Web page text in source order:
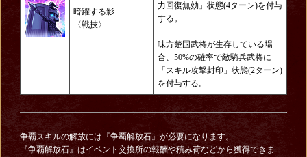
暗躍する影
〈戦技〉
力回復無効」状態(4ターン)を付与
する。
味方楚国武将が生存している場
合、50%の確率で敵騎兵武将に
「スキル攻撃封印」状態(2ターン)
を付与する。
争覇スキルの解放には『争覇解放石』が必要になります。
『争覇解放石』はイベント交換所の報酬や積み荷などから獲得できま